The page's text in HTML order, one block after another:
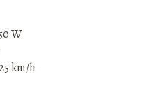
W
km/h